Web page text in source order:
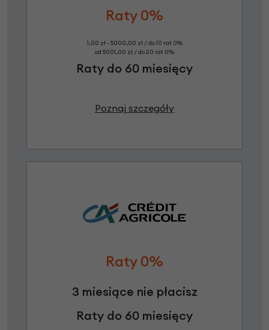
Raty 0%
1,00 zł - 5000,00 zł / do 10 rat 0%
od 5001,00 zł / do 20 rat 0%
Raty do 60 miesięcy
Poznaj szczegóły
Raty 0%
3 miesiące nie płacisz
Raty do 60 miesięcy